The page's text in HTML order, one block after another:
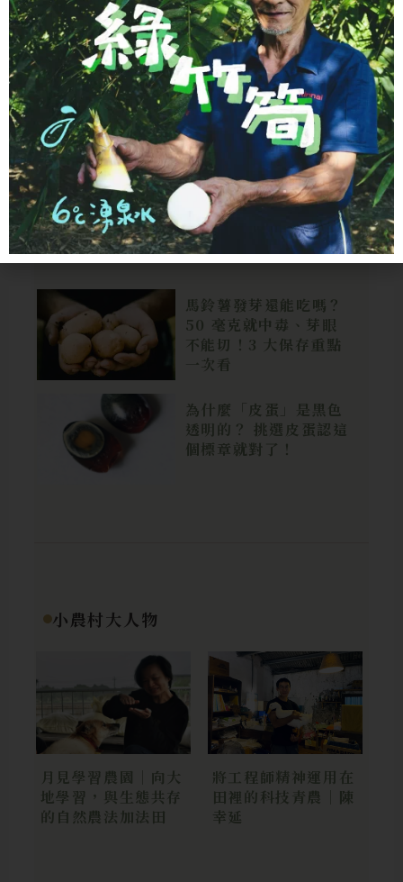
AI 廚房助手
不知道煮什麼？輸入冰箱現有食材，讓 AI 立
即為您規劃今日的美味菜單。
開始規劃→
食材科普
馬鈴薯發芽還能吃嗎？
50 毫克就中毒、芽眼
不能切！3 大保存重點
一次看
為什麼「皮蛋」是黑色
透明的？ 挑選皮蛋認這
個標章就對了！
小農村大人物
月見學習農園｜向大
地學習，與生態共存
的自然農法加法田
將工程師精神運用在
田裡的科技青農｜陳
幸延